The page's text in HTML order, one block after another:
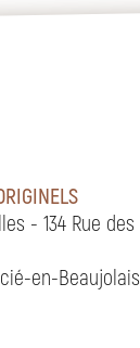
- 134 Rue des
en-Beaujolais